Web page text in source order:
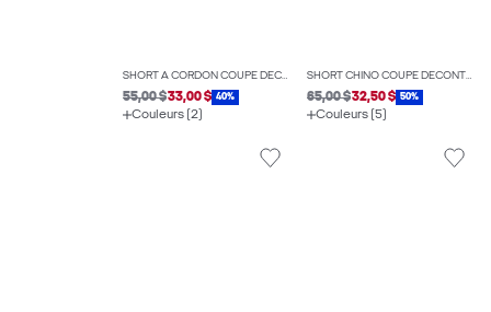
SHORT À CORDON COUPE DÉCONTRACTÉE
55,00 $33,00 $ 40%
Couleurs (2)
SHORT CHINO COUPE DÉCONTRACTÉE
65,00 $32,50 $ 50%
Couleurs (5)